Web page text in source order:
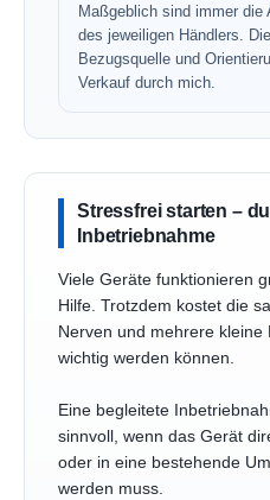
Maßgeblich sind immer die
des jeweiligen Händlers.
Bezugsquelle und
Verkauf durch mich.
Stressfrei starten –
Inbetriebnahme
Viele Geräte funktionieren
Hilfe. Trotzdem kostet die
Nerven und mehrere
wichtig werden können.
Eine begleitete
sinnvoll, wenn das Gerät
oder in eine bestehende
werden muss.